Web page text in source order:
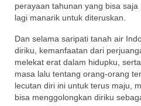
perayaan tahunan yang bisa
lagi manarik untuk diteruskan.
Dan selama saripati tanah air
diriku, kemanfaatan dari
melekat erat dalam hidupku,
masa lalu tentang orang-orang
lecutan diri ini untuk terus maju,
bisa menggolongkan diriku